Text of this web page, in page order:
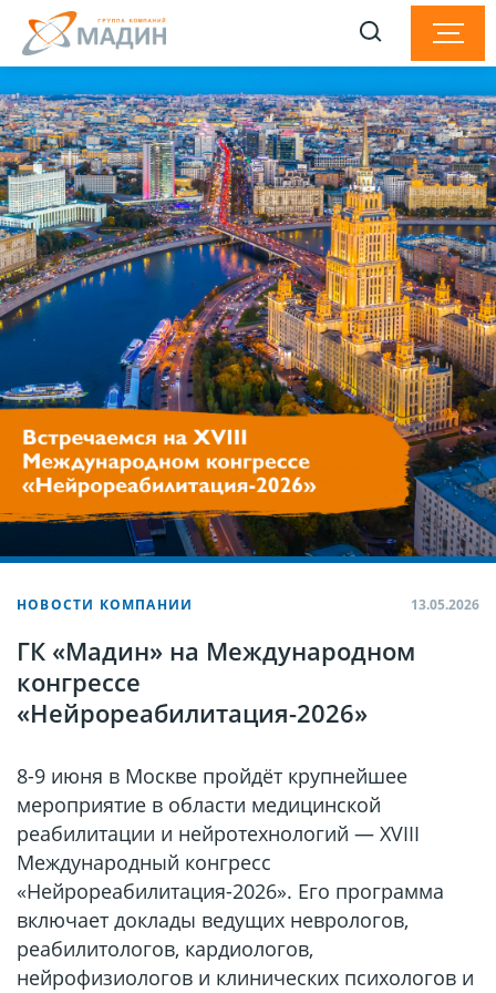
НОВОСТИ КОМПАНИИ 13.05.2026
ГК «Мадин» на Международном
конгрессе
«Нейрореабилитация-2026»
8-9 июня в Москве пройдёт крупнейшее
мероприятие в области медицинской
реабилитации и нейротехнологий — XVIII
Международный конгресс
«Нейрореабилитация-2026». Его программа
включает доклады ведущих неврологов,
реабилитологов, кардиологов,
нейрофизиологов и клинических психологов и